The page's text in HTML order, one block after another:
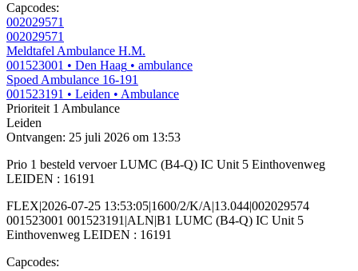
Capcodes:
002029571
002029571
Meldtafel Ambulance H.M.
001523001 • Den Haag • ambulance
Spoed Ambulance 16-191
001523191 • Leiden • Ambulance
Prioriteit 1 Ambulance
Leiden
Ontvangen: 25 juli 2026 om 13:53
Prio 1 besteld vervoer LUMC (B4-Q) IC Unit 5 Einthovenweg
LEIDEN : 16191
FLEX|2026-07-25 13:53:05|1600/2/K/A|13.044|002029574
001523001 001523191|ALN|B1 LUMC (B4-Q) IC Unit 5
Einthovenweg LEIDEN : 16191
Capcodes: